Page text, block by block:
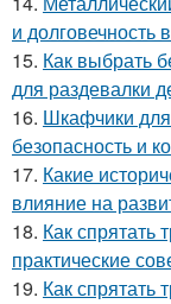
и
15. Как выбрать
для раздевалки
16. Шкафчики для
безопасность и
17. Какие
влияние на
18. Как спрятать
практические
19. Как спрятать